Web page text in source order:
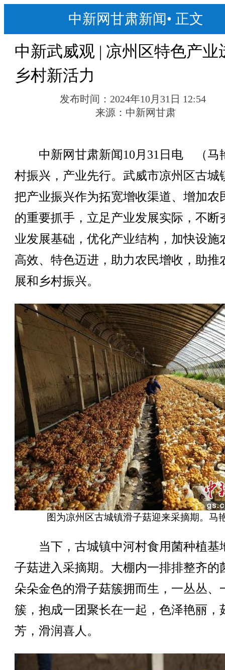
中新网甘肃新闻• 正文
中新武威观 | 凉州区特色产业
乡村新活力
发布时间： 2024年10月31日 12:54
来源： 中新网甘肃
中新网甘肃新闻10月31日电 （马
村振兴，产业先行。武威市凉州区古城
把产业振兴作为拓宽增收渠道、增加农
的重要抓手，立足产业发展实际，不断
业发展基础，优化产业结构，加快设施
高效、特色迈进，助力农民增收，助推
展和乡村振兴。
图为凉州区古城镇滑子菇迎来采摘期。马
当下，古城镇中河村食用菌种植基
子菇进入采摘期。大棚内一排排整齐的
朵朵金色的滑子菇簇拥而生，一丛丛、
簇，抱成一团聚长在一起，色泽艳丽，
芳，滑润喜人。